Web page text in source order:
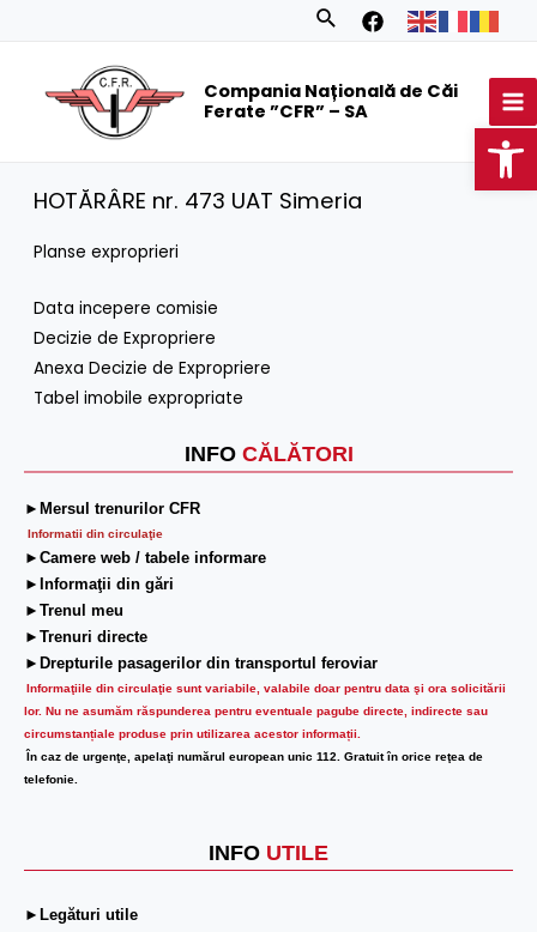
Search
Compania Națională de Căi
Ferate ”CFR” – SA
INFO CĂLĂTORI
►Mersul trenurilor CFR
Informatii din circulaţie
►Camere web / tabele informare
►Informaţii din gări
►Trenul meu
►Trenuri directe
►Drepturile pasagerilor din transportul feroviar
Informaţiile din circulaţie sunt variabile, valabile doar pentru data şi ora solicitării
lor. Nu ne asumăm răspunderea pentru eventuale pagube directe, indirecte sau
circumstanțiale produse prin utilizarea acestor informații.
În caz de urgenţe, apelaţi numărul european unic 112. Gratuit în orice reţea de
telefonie.
INFO UTILE
►Legături utile
HOTĂRÂRE nr. 473 UAT Simeria
Planse exproprieri
Data incepere comisie
Decizie de Expropriere
Anexa Decizie de Expropriere
Tabel imobile expropriate